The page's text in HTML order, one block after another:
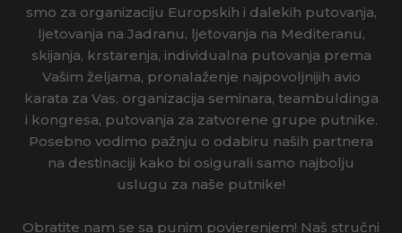
smo za organizaciju Europskih i dalekih putovanja,
ljetovanja na Jadranu, ljetovanja na Mediteranu,
skijanja, krstarenja, individualna putovanja prema
Vašim željama, pronalaženje najpovoljnijih avio
karata za Vas, organizacija seminara, teambuldinga
i kongresa, putovanja za zatvorene grupe putnike.
Posebno vodimo pažnju o odabiru naših partnera
na destinaciji kako bi osigurali samo najbolju
uslugu za naše putnike!
Obratite nam se sa punim povjerenjem! Naš stručni